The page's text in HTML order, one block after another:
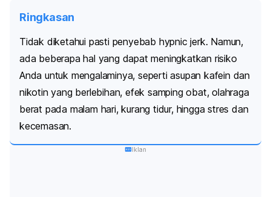
Ringkasan
Tidak diketahui pasti penyebab hypnic jerk. Namun,
ada beberapa hal yang dapat meningkatkan risiko
Anda untuk mengalaminya, seperti asupan kafein dan
nikotin yang berlebihan, efek samping obat, olahraga
berat pada malam hari, kurang tidur, hingga stres dan
kecemasan.
Iklan